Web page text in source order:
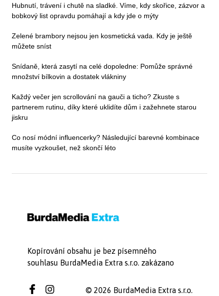
Hubnutí, trávení i chutě na sladké. Víme, kdy skořice, zázvor a
bobkový list opravdu pomáhají a kdy jde o mýty
Zelené brambory nejsou jen kosmetická vada. Kdy je ještě
můžete sníst
Snídaně, která zasytí na celé dopoledne: Pomůže správné
množství bílkovin a dostatek vlákniny
Každý večer jen scrollování na gauči a ticho? Zkuste s
partnerem rutinu, díky které uklidíte dům i zažehnete starou
jiskru
Co nosí módní influencerky? Následující barevné kombinace
musíte vyzkoušet, než skončí léto
Kopírování obsahu je bez písemného
souhlasu BurdaMedia Extra s.r.o. zakázano
© 2026 BurdaMedia Extra s.r.o.